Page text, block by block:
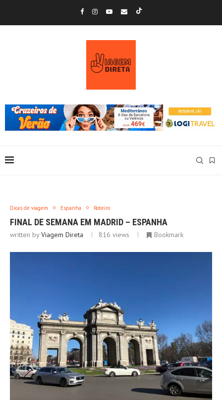
Dicas de viagem Espanha Roteiro
FINAL DE SEMANA EM MADRID – ESPANHA
written byViagem Direta 816 views Bookmark